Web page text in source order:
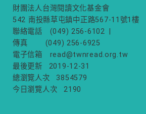
財團法人台灣閱讀文化基金會
542 南投縣草屯鎮中正路567-11號1樓
聯絡電話
(049) 256-6102
傳真
(049) 256-6925
電子信箱
read@twnread.org.tw
最後更新
2019-12-31
總瀏覽人次
3854579
今日瀏覽人次
2190